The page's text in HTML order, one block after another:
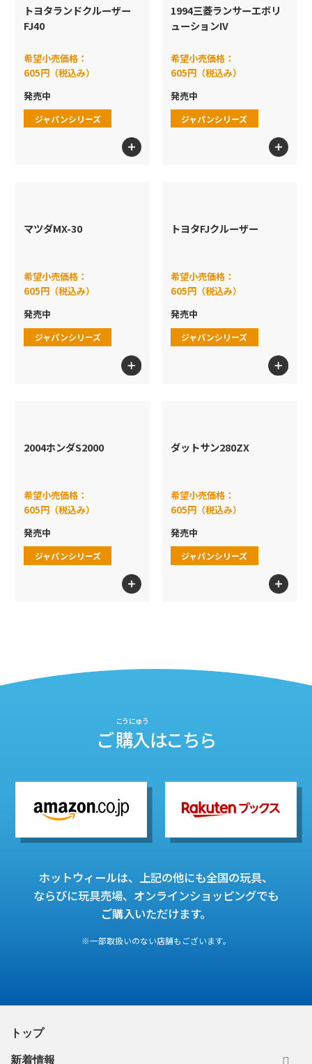
トヨタランドクルーザー
FJ40
希望小売価格：
605円（税込み）
発売中
ジャパンシリーズ
1994三菱ランサーエボリ
ューションIV
希望小売価格：
605円（税込み）
発売中
ジャパンシリーズ
マツダMX-30
希望小売価格：
605円（税込み）
発売中
ジャパンシリーズ
トヨタFJクルーザー
希望小売価格：
605円（税込み）
発売中
ジャパンシリーズ
2004ホンダS2000
希望小売価格：
605円（税込み）
発売中
ジャパンシリーズ
ダットサン280ZX
希望小売価格：
605円（税込み）
発売中
ジャパンシリーズ
ご購入
こうにゅう
はこちら
ホットウィールは、上記の他にも全国の玩具、
ならびに玩具売場、オンラインショッピングでも
ご購入いただけます。
※一部取扱いのない店舗もございます。
トップ
新着情報